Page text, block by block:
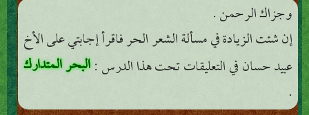
وجزاك الرحمن .
إن شئت الزيادة في مسألة الشعر الحر فاقرأ إجابتي على الأخ
عبيد حسان في التعليقات تحت هذا الدرس :البحر المتدارك
.